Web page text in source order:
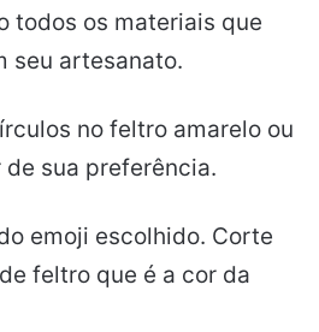
todos os materiais que
seu artesanato.
no feltro amarelo ou
sua preferência.
emoji escolhido. Corte
feltro que é a cor da